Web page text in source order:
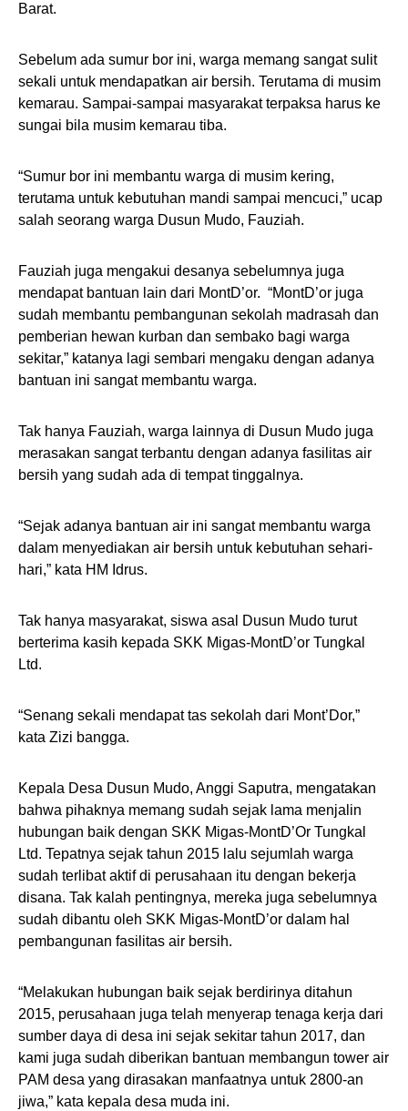
Barat.
Sebelum ada sumur bor ini, warga memang sangat sulit
sekali untuk mendapatkan air bersih. Terutama di musim
kemarau. Sampai-sampai masyarakat terpaksa harus ke
sungai bila musim kemarau tiba.
“Sumur bor ini membantu warga di musim kering,
terutama untuk kebutuhan mandi sampai mencuci,” ucap
salah seorang warga Dusun Mudo, Fauziah.
Fauziah juga mengakui desanya sebelumnya juga
mendapat bantuan lain dari MontD’or. “MontD’or juga
sudah membantu pembangunan sekolah madrasah dan
pemberian hewan kurban dan sembako bagi warga
sekitar,” katanya lagi sembari mengaku dengan adanya
bantuan ini sangat membantu warga.
Tak hanya Fauziah, warga lainnya di Dusun Mudo juga
merasakan sangat terbantu dengan adanya fasilitas air
bersih yang sudah ada di tempat tinggalnya.
“Sejak adanya bantuan air ini sangat membantu warga
dalam menyediakan air bersih untuk kebutuhan sehari-
hari,” kata HM Idrus.
Tak hanya masyarakat, siswa asal Dusun Mudo turut
berterima kasih kepada SKK Migas-MontD’or Tungkal
Ltd.
“Senang sekali mendapat tas sekolah dari Mont’Dor,”
kata Zizi bangga.
Kepala Desa Dusun Mudo, Anggi Saputra, mengatakan
bahwa pihaknya memang sudah sejak lama menjalin
hubungan baik dengan SKK Migas-MontD’Or Tungkal
Ltd. Tepatnya sejak tahun 2015 lalu sejumlah warga
sudah terlibat aktif di perusahaan itu dengan bekerja
disana. Tak kalah pentingnya, mereka juga sebelumnya
sudah dibantu oleh SKK Migas-MontD’or dalam hal
pembangunan fasilitas air bersih.
“Melakukan hubungan baik sejak berdirinya ditahun
2015, perusahaan juga telah menyerap tenaga kerja dari
sumber daya di desa ini sejak sekitar tahun 2017, dan
kami juga sudah diberikan bantuan membangun tower air
PAM desa yang dirasakan manfaatnya untuk 2800-an
jiwa,” kata kepala desa muda ini.